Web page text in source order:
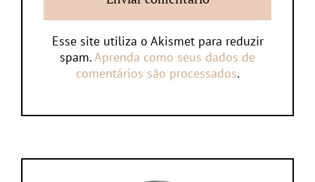
Esse site utiliza o Akismet para reduzir
spam.Aprenda como seus dados de
comentários são processados.